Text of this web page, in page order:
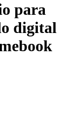
para
digital